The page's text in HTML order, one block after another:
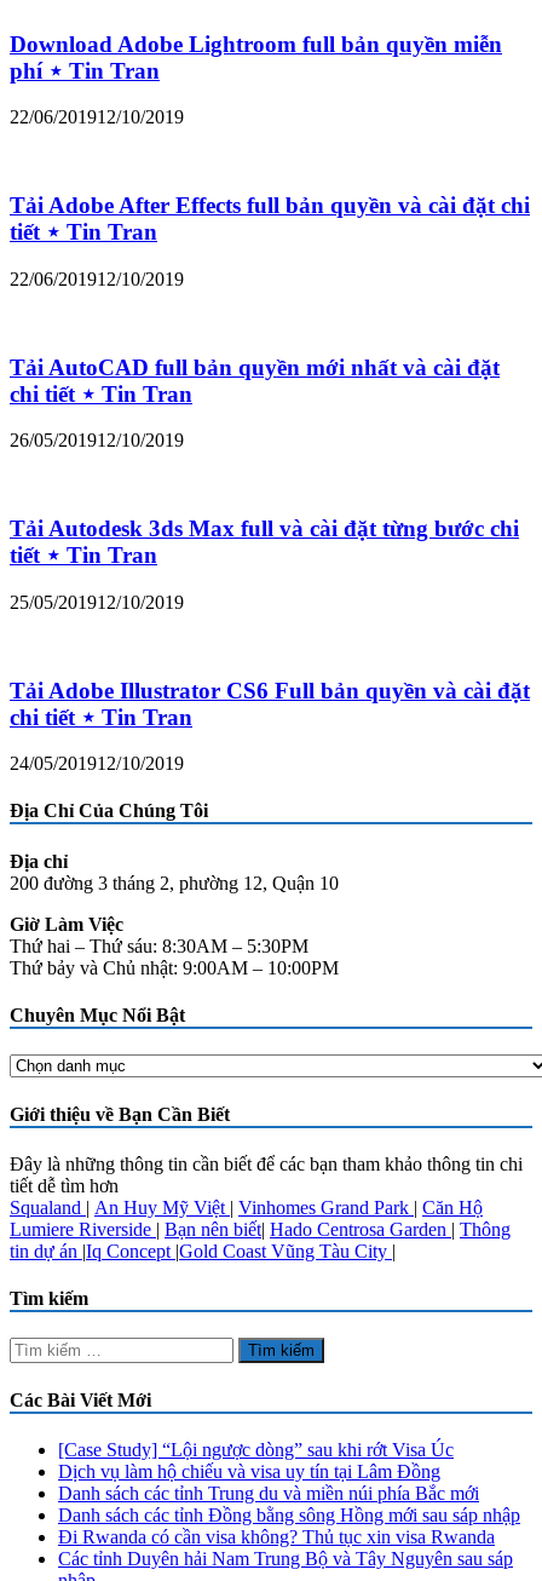
Download Adobe Lightroom full bản quyền miễn
phí ⋆ Tin Tran
22/06/201912/10/2019
Tải Adobe After Effects full bản quyền và cài đặt chi
tiết ⋆ Tin Tran
22/06/201912/10/2019
Tải AutoCAD full bản quyền mới nhất và cài đặt
chi tiết ⋆ Tin Tran
26/05/201912/10/2019
Tải Autodesk 3ds Max full và cài đặt từng bước chi
tiết ⋆ Tin Tran
25/05/201912/10/2019
Tải Adobe Illustrator CS6 Full bản quyền và cài đặt
chi tiết ⋆ Tin Tran
24/05/201912/10/2019
Địa Chỉ Của Chúng Tôi
Địa chỉ
200 đường 3 tháng 2, phường 12, Quận 10
Giờ Làm Việc
Thứ hai – Thứ sáu: 8:30AM – 5:30PM
Thứ bảy và Chủ nhật: 9:00AM – 10:00PM
Chuyên Mục Nổi Bật
Chuyên
Nổi
Bật
Giới thiệu về Bạn Cần Biết
Đây là những thông tin cần biết để các bạn tham khảo thông tin chi
tiết dễ tìm hơn
Squaland | An Huy Mỹ Việt | Vinhomes Grand Park | Căn Hộ
Lumiere Riverside | Bạn nên biết| Hado Centrosa Garden | Thông
tin dự án |Iq Concept |Gold Coast Vũng Tàu City |
Tìm kiếm
Tìm
kiếm
cho:
Các Bài Viết Mới
[Case Study] “Lội ngược dòng” sau khi rớt Visa Úc
Dịch vụ làm hộ chiếu và visa uy tín tại Lâm Đồng
Danh sách các tỉnh Trung du và miền núi phía Bắc mới
Danh sách các tỉnh Đồng bằng sông Hồng mới sau sáp nhập
Đi Rwanda có cần visa không? Thủ tục xin visa Rwanda
Các tỉnh Duyên hải Nam Trung Bộ và Tây Nguyên sau sáp